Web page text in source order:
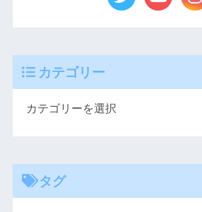
カテゴリー
タグ